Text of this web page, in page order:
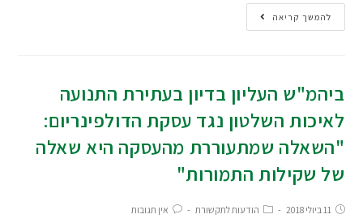
להמשך קריאה
ביהמ"ש העליון בדיון בעתירת התנועה
לאיכות השלטון נגד עסקת הדולפינריום:
"השאלה שמתעוררת מהעסקה היא שאלה
של שקילות התמורות"
11 ביולי 2018 הודעות לתקשורת אין תגובות